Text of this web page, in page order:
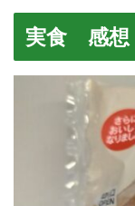
実食 感想